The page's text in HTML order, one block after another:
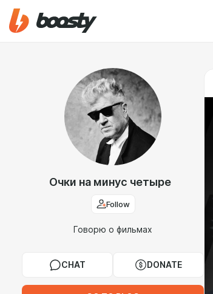
Очки на минус четыре
Follow
Говорю о фильмах
CHAT DONATE